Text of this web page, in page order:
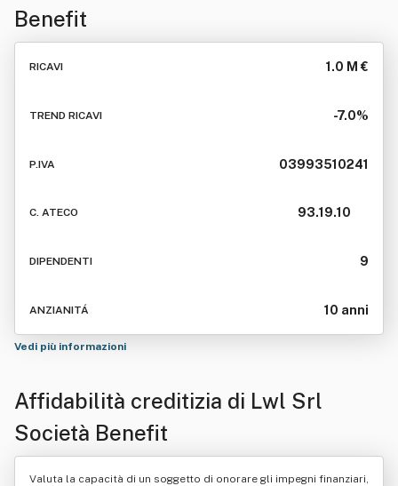
Benefit
RICAVI 1.0 M €
TREND RICAVI -7.0%
P.IVA 03993510241
C. ATECO 93.19.10
DIPENDENTI 9
ANZIANITÁ 10 anni
Vedi più informazioni
Affidabilità creditizia di Lwl Srl
Società Benefit
Valuta la capacità di un soggetto di onorare gli impegni finanziari,